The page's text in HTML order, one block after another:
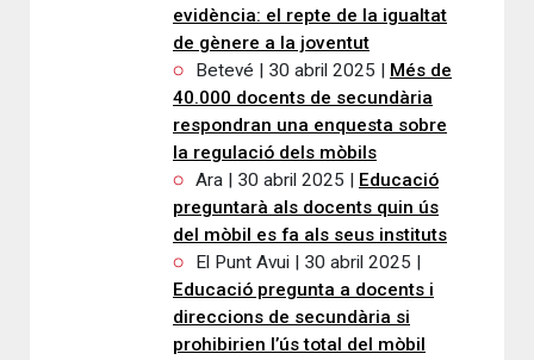
evidència: el repte de la igualtat
de gènere a la joventut
Betevé | 30 abril 2025 | Més de
40.000 docents de secundària
respondran una enquesta sobre
la regulació dels mòbils
Ara | 30 abril 2025 | Educació
preguntarà als docents quin ús
del mòbil es fa als seus instituts
El Punt Avui | 30 abril 2025 |
Educació pregunta a docents i
direccions de secundària si
prohibirien l’ús total del mòbil